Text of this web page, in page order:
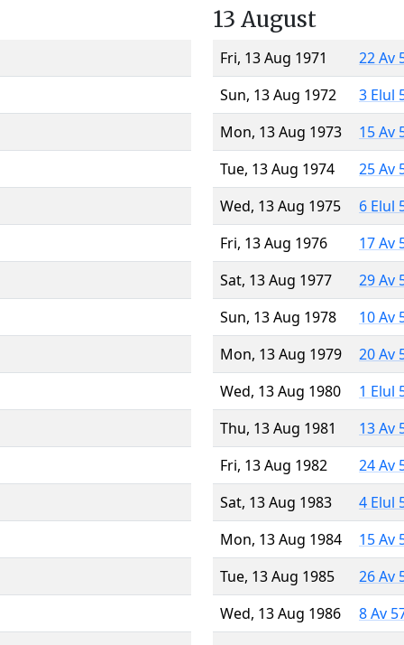
13 August
Fri, 13 Aug 1971
22 Av
Sun, 13 Aug 1972
3 Elul
Mon, 13 Aug 1973
15 Av
Tue, 13 Aug 1974
25 Av
Wed, 13 Aug 1975
6 Elul
Fri, 13 Aug 1976
17 Av
Sat, 13 Aug 1977
29 Av
Sun, 13 Aug 1978
10 Av
Mon, 13 Aug 1979
20 Av
Wed, 13 Aug 1980
1 Elul
Thu, 13 Aug 1981
13 Av
Fri, 13 Aug 1982
24 Av
Sat, 13 Aug 1983
4 Elul
Mon, 13 Aug 1984
15 Av
Tue, 13 Aug 1985
26 Av
Wed, 13 Aug 1986
8 Av